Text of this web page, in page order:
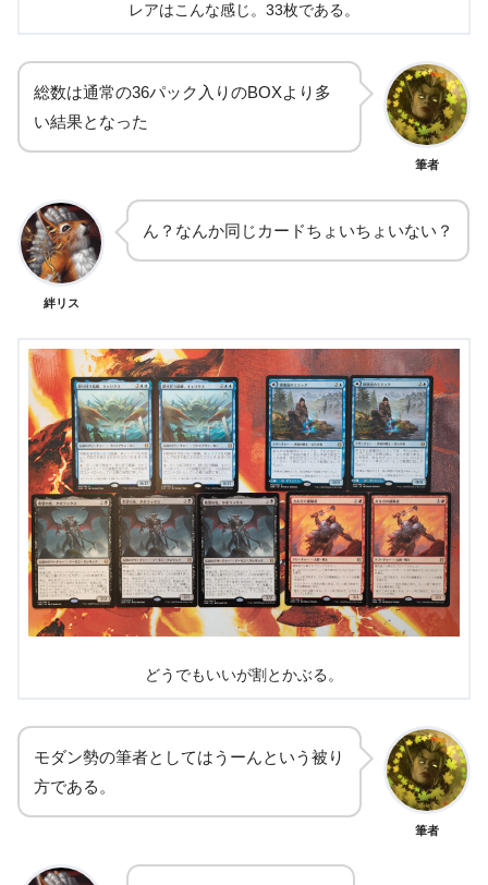
レアはこんな感じ。33枚である。
総数は通常の36パック入りのBOXより多
い結果となった
筆者
絆リス
ん？なんか同じカードちょいちょいない？
どうでもいいが割とかぶる。
モダン勢の筆者としてはうーんという被り
方である。
筆者